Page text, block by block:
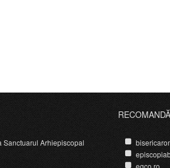
Sanctuarul Arhiepiscopal
egco.ro